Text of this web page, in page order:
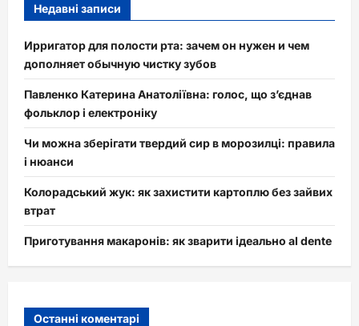
Недавні записи
Ирригатор для полости рта: зачем он нужен и чем
дополняет обычную чистку зубов
Павленко Катерина Анатоліївна: голос, що з’єднав
фольклор і електроніку
Чи можна зберігати твердий сир в морозилці: правила
і нюанси
Колорадський жук: як захистити картоплю без зайвих
втрат
Приготування макаронів: як зварити ідеально al dente
Останні коментарі